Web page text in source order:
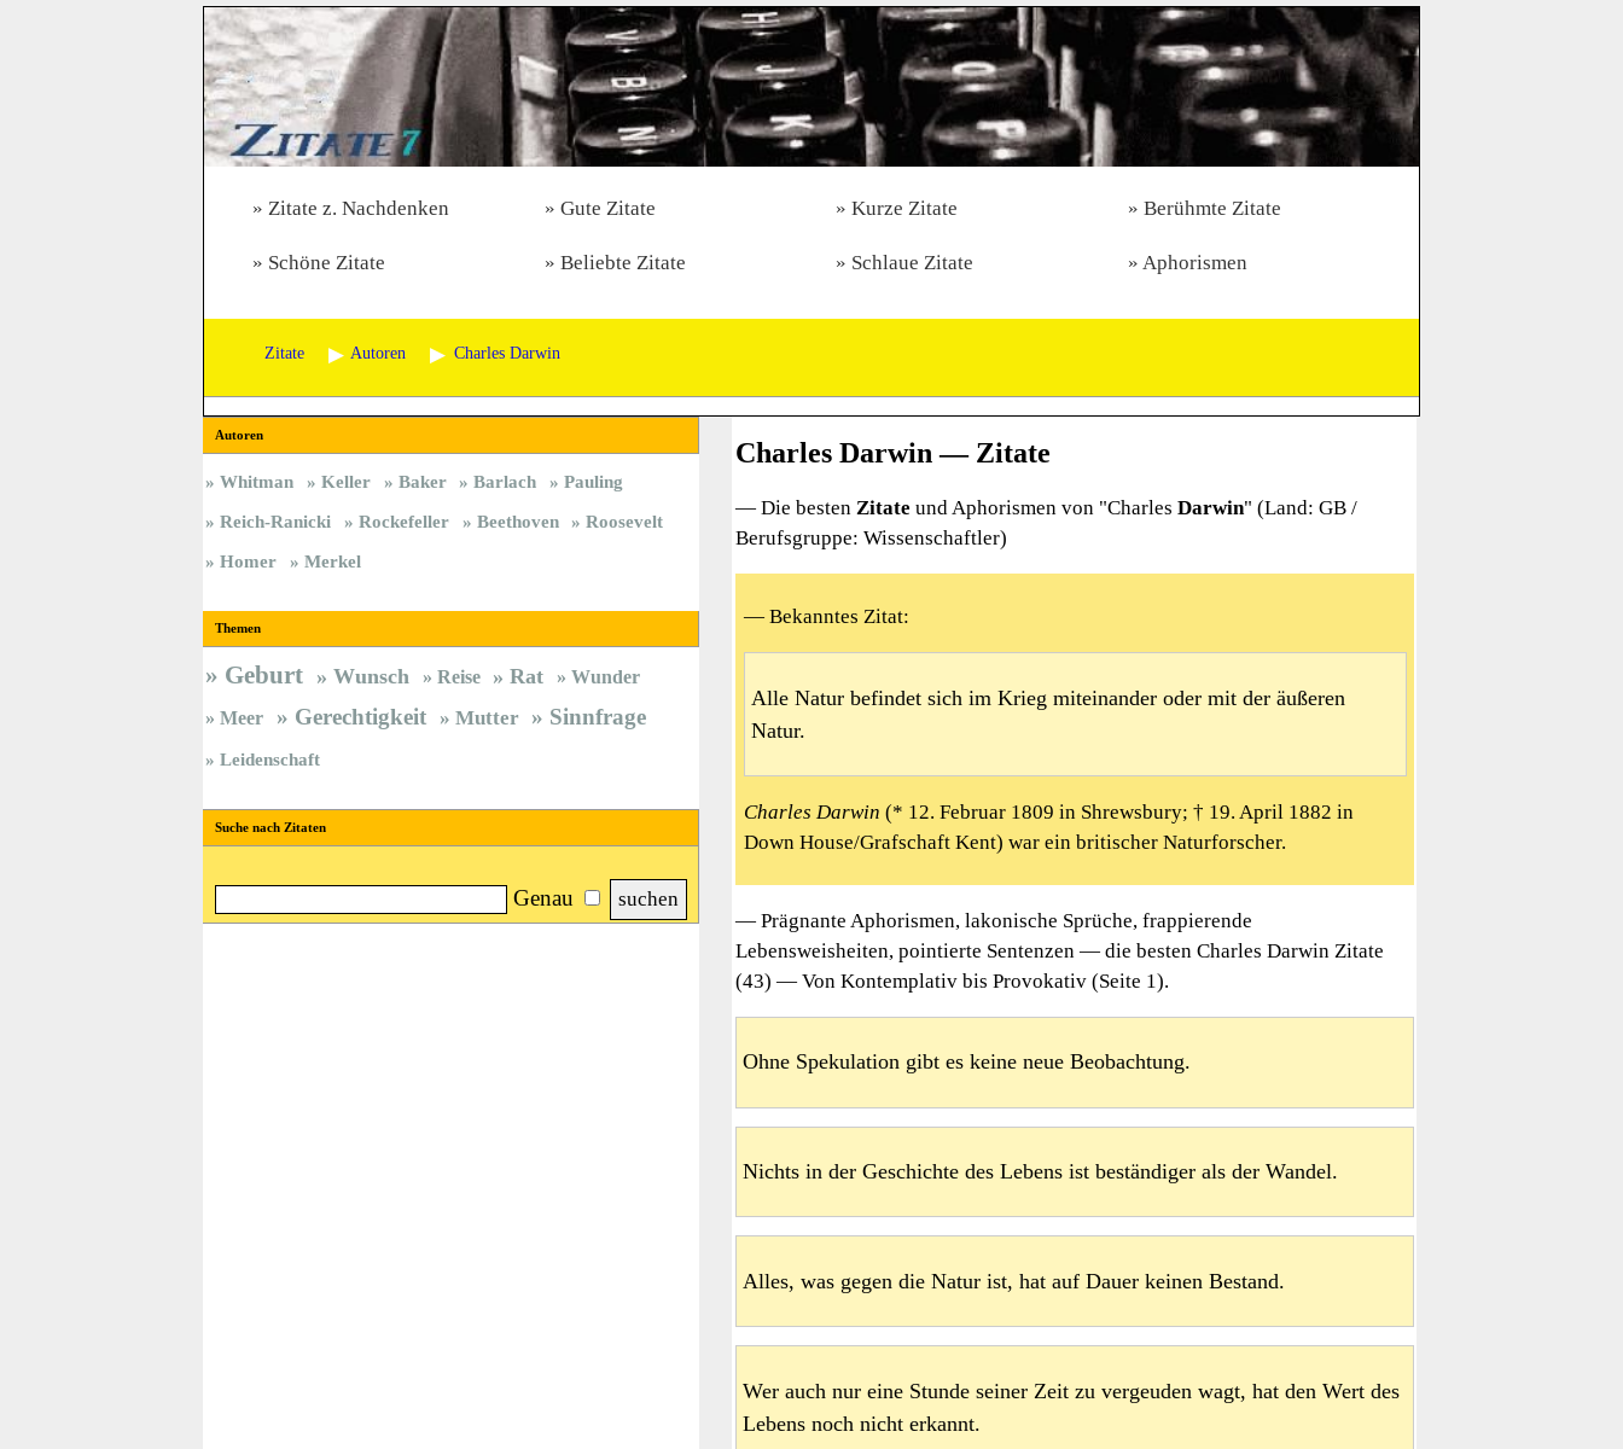
Zitate z. Nachdenken Gute Zitate Kurze Zitate Berühmte Zitate
Schöne Zitate Beliebte Zitate Schlaue Zitate Aphorismen
Zitate Autoren Charles Darwin
Charles Darwin — Zitate
— Die bestenZitate und Aphorismen von "CharlesDarwin" (Land: GB /
Berufsgruppe: Wissenschaftler)
— Bekanntes Zitat:
Alle Natur befindet sich im Krieg miteinander oder mit der äußeren
Natur.
Charles Darwin (* 12. Februar 1809 in Shrewsbury; † 19. April 1882 in
Down House/Grafschaft Kent) war ein britischer Naturforscher.
— Prägnante Aphorismen, lakonische Sprüche, frappierende
Lebensweisheiten, pointierte Sentenzen — die besten Charles Darwin Zitate
(43) — Von Kontemplativ bis Provokativ (Seite 1).
Ohne Spekulation gibt es keine neue Beobachtung.
Nichts in der Geschichte des Lebens ist beständiger als der Wandel.
Alles, was gegen die Natur ist, hat auf Dauer keinen Bestand.
Wer auch nur eine Stunde seiner Zeit zu vergeuden wagt, hat den Wert des
Lebens noch nicht erkannt.
Autoren
Whitman Keller Baker Barlach
Pauling
Reich-Ranicki
Rockefeller Beethoven
Roosevelt
Homer
Merkel
Themen
Geburt Wunsch Reise Rat
Wunder
Meer
Gerechtigkeit Mutter Sinnfrage
Leidenschaft
Suche nach Zitaten
Genau